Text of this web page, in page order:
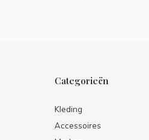
Categorieën
Kleding
Accessoires